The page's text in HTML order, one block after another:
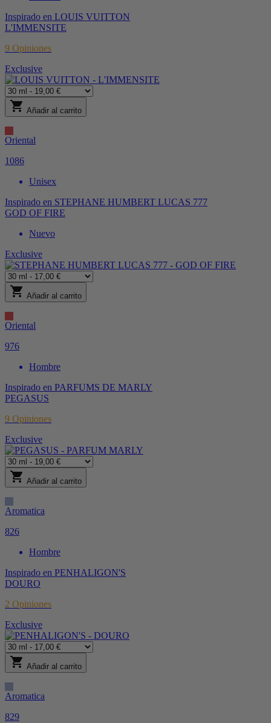
Inspirado en LOUIS VUITTON
L'IMMENSITE
9 Opiniones
Exclusive
shopping_cart Añadir al carrito
Oriental
1086
Unisex
Inspirado en STEPHANE HUMBERT LUCAS 777
GOD OF FIRE
Nuevo
Exclusive
shopping_cart Añadir al carrito
Oriental
976
Hombre
Inspirado en PARFUMS DE MARLY
PEGASUS
9 Opiniones
Exclusive
shopping_cart Añadir al carrito
Aromatica
826
Hombre
Inspirado en PENHALIGON'S
DOURO
2 Opiniones
Exclusive
shopping_cart Añadir al carrito
Aromatica
829